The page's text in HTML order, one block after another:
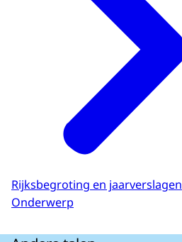
Rijksbegroting en jaarverslagen
Onderwerp